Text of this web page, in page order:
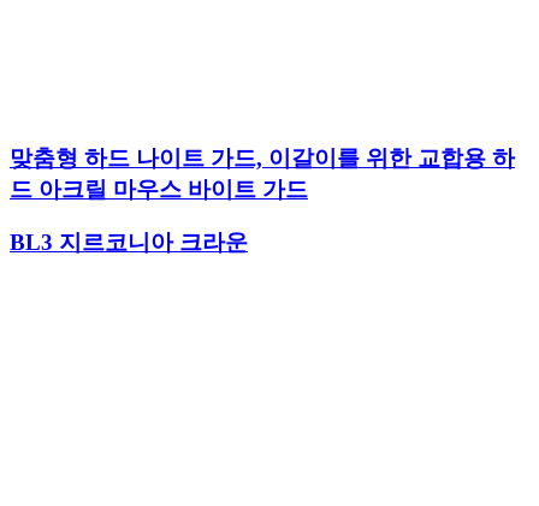
맞춤형 하드 나이트 가드, 이갈이를 위한 교합용 하
드 아크릴 마우스 바이트 가드
BL3 지르코니아 크라운